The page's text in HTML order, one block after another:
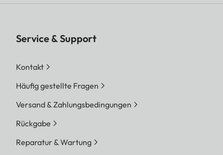
Service & Support
Kontakt
Häufig gestellte Fragen
Versand & Zahlungsbedingungen
Rückgabe
Reparatur & Wartung